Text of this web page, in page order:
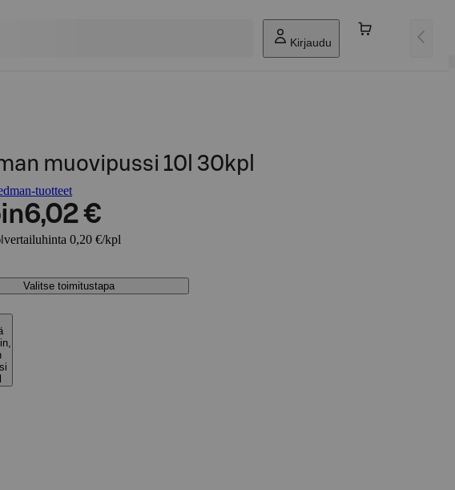
Kirjaudu
muovipussi 10l 30kpl
tuotteet
6,02 €
vertailuhinta 0,20 €/kpl
Valitse toimitustapa